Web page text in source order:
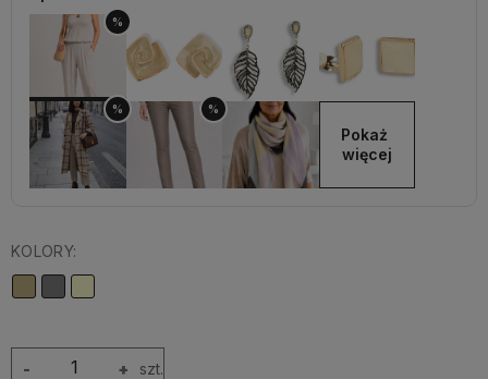
%
% %
Pokaż
więcej
KOLORY:
+
- szt.